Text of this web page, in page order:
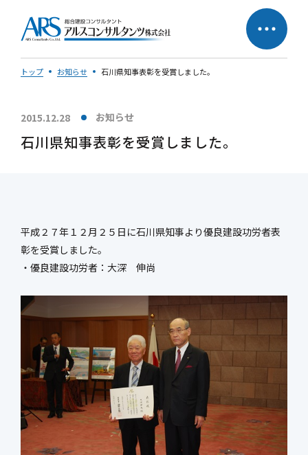
取り組み
企業理念
会社の歩み
50周年特設ページ
新社屋特設ページ
社会基盤整備事業
まちづくり・
官民連携事業
防災マネジメント事業
インフラ保全事業
環境調査事業
ハイウェイ事業
トップ お知らせ 石川県知事表彰を受賞しました。
2015.12.28 お知らせ
石川県知事表彰を受賞しました。
平成２７年１２月２５日に石川県知事より優良建設功労者表
彰を受賞しました。
・優良建設功労者：大深 伸尚